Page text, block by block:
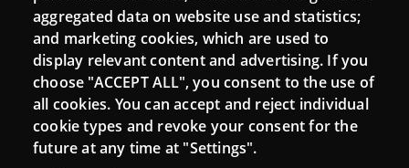
Connect
Contact
Newsletters
aggregated data on website use and statistics;
and marketing cookies, which are used to
display relevant content and advertising. If you
choose "ACCEPT ALL", you consent to the use of
all cookies. You can accept and reject individual
cookie types and revoke your consent for the
future at any time at "Settings".